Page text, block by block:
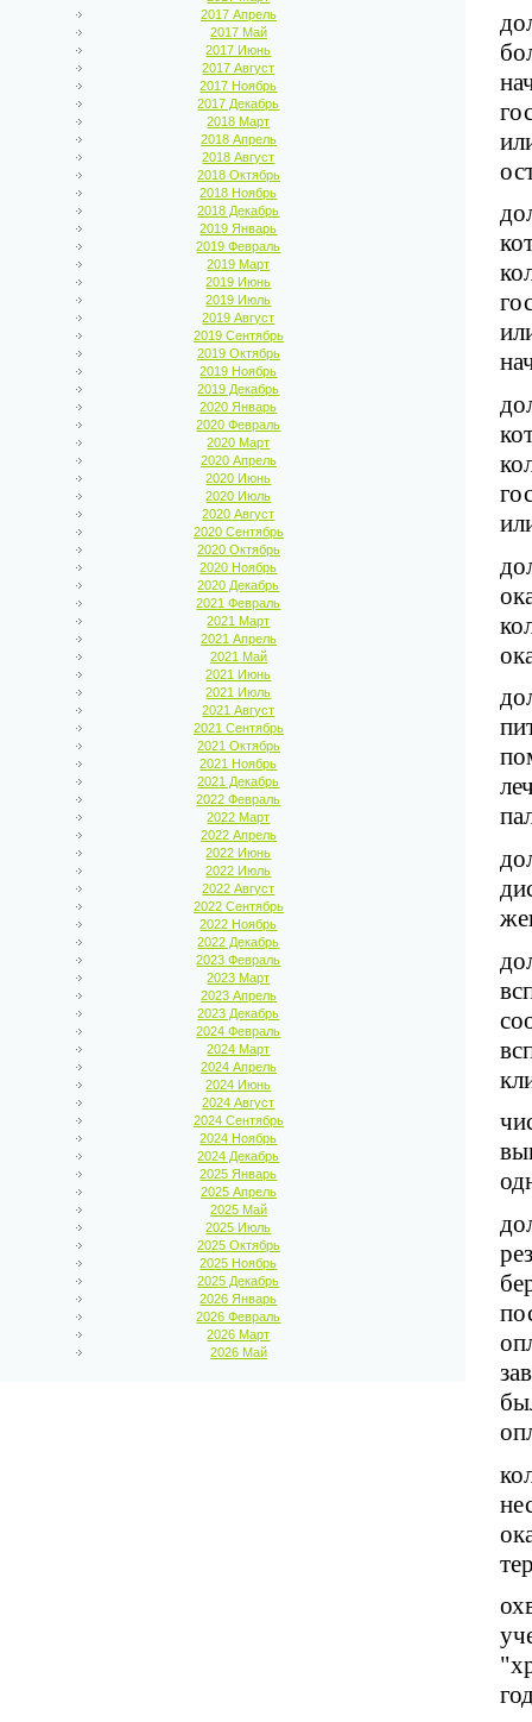
2017 Апрель
2017 Май
2017 Июнь
2017 Август
2017 Ноябрь
2017 Декабрь
2018 Март
2018 Апрель
2018 Август
2018 Октябрь
2018 Ноябрь
2018 Декабрь
2019 Январь
2019 Февраль
2019 Март
2019 Июнь
2019 Июль
2019 Август
2019 Сентябрь
2019 Октябрь
2019 Ноябрь
2019 Декабрь
2020 Январь
2020 Февраль
2020 Март
2020 Апрель
2020 Июнь
2020 Июль
2020 Август
2020 Сентябрь
2020 Октябрь
2020 Ноябрь
2020 Декабрь
2021 Февраль
2021 Март
2021 Апрель
2021 Май
2021 Июнь
2021 Июль
2021 Август
2021 Сентябрь
2021 Октябрь
2021 Ноябрь
2021 Декабрь
2022 Февраль
2022 Март
2022 Апрель
2022 Июнь
2022 Июль
2022 Август
2022 Сентябрь
2022 Ноябрь
2022 Декабрь
2023 Февраль
2023 Март
2023 Апрель
2023 Декабрь
2024 Февраль
2024 Март
2024 Апрель
2024 Июнь
2024 Август
2024 Сентябрь
2024 Ноябрь
2024 Декабрь
2025 Январь
2025 Апрель
2025 Май
2025 Июль
2025 Октябрь
2025 Ноябрь
2025 Декабрь
2026 Январь
2026 Февраль
2026 Март
2026 Май